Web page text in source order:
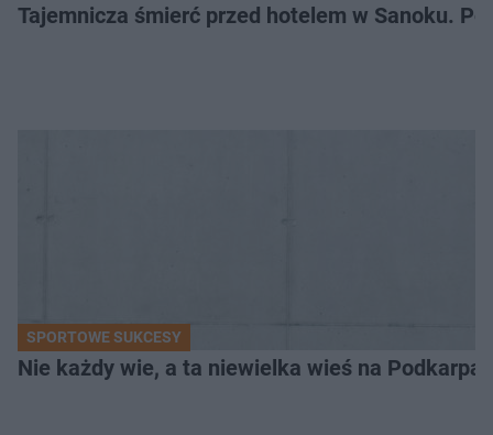
Tajemnicza śmierć przed hotelem w Sanoku.
SPORTOWE SUKCESY
Nie każdy wie, a ta niewielka wieś na